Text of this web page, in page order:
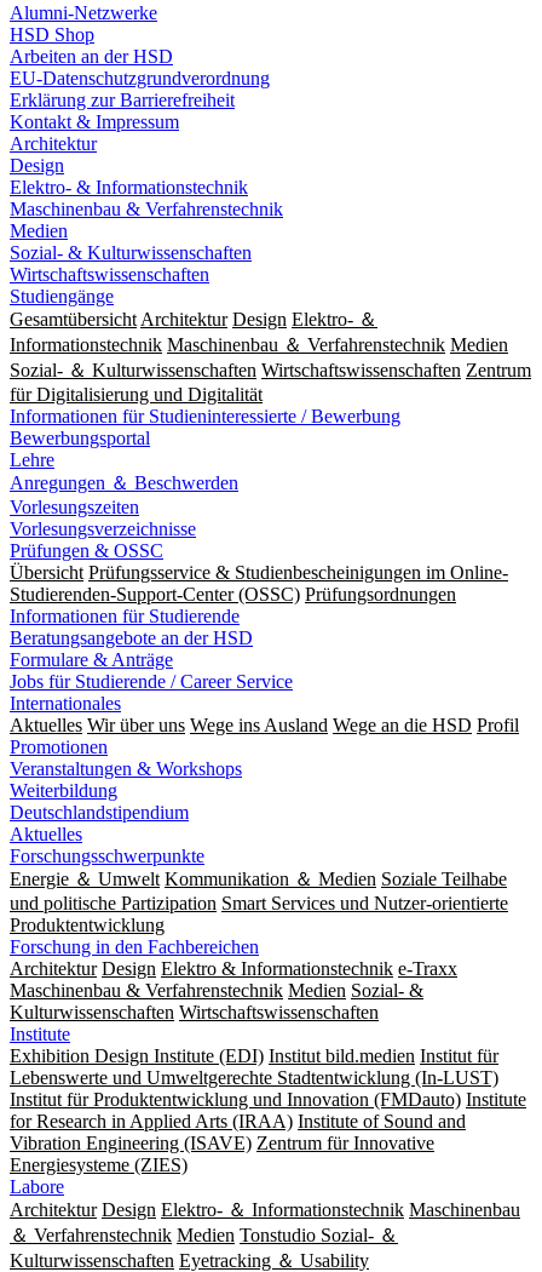
Alumni-Netzwerke
HSD Shop
Arbeiten an der HSD
EU-Datenschutzgrundverordnung
Erklärung zur Barrierefreiheit
Kontakt & Impressum
Architektur
Design
Elektro- & Informationstechnik
Maschinenbau & Verfahrenstechnik
Medien
Sozial- & Kulturwissenschaften
Wirtschaftswissenschaften
Studiengänge
Gesamtübersicht Architektur Design Elektro- ＆
Informationstechnik Maschinenbau ＆ Verfahrenstechnik Medien
Sozial- ＆ Kulturwissenschaften Wirtschaftswissenschaften Zentrum
für Digitalisierung und Digitalität
Informationen für Studieninteressierte / Bewerbung
Bewerbungsportal
Lehre
Anregungen ＆ Beschwerden
Vorlesungszeiten
Vorlesungsverzeichnisse
Prüfungen & OSSC
Übersicht Prüfungsservice & Studienbescheinigungen im Online-
Studierenden-Support-Center (OSSC) Prüfungsordnungen
Informationen für Studierende
Beratungsangebote an der HSD
Formulare & Anträge
Jobs für Studierende / Career Service
Internationales
Aktuelles Wir über uns Wege ins Ausland Wege an die HSD Profil
Promotionen
Veranstaltungen & Workshops
Weiterbildung
Deutschlandstipendium
Aktuelles
Forschungsschwerpunkte
Energie ＆ Umwelt Kommunikation ＆ Medien Soziale Teilhabe
und politische Partizipation Smart Services und Nutzer-orientierte
Produktentwicklung
Forschung in den Fachbereichen
Architektur Design Elektro & Informationstechnik e-Traxx
Maschinenbau & Verfahrenstechnik Medien Sozial- &
Kulturwissenschaften Wirtschaftswissenschaften
Institute
Exhibition Design Institute (EDI) Institut bild.medien Institut für
Lebenswerte und Umweltgerechte Stadtentwicklung (In-LUST)
Institut für Produktentwicklung und Innovation (FMDauto) Institute
for Research in Applied Arts (IRAA) Institute of Sound and
Vibration Engineering (ISAVE) Zentrum für Innovative
Energiesysteme (ZIES)
Labore
Architektur Design Elektro- ＆ Informationstechnik Maschinenbau
＆ Verfahrenstechnik Medien Tonstudio Sozial- ＆
Kulturwissenschaften Eyetracking ＆ Usability